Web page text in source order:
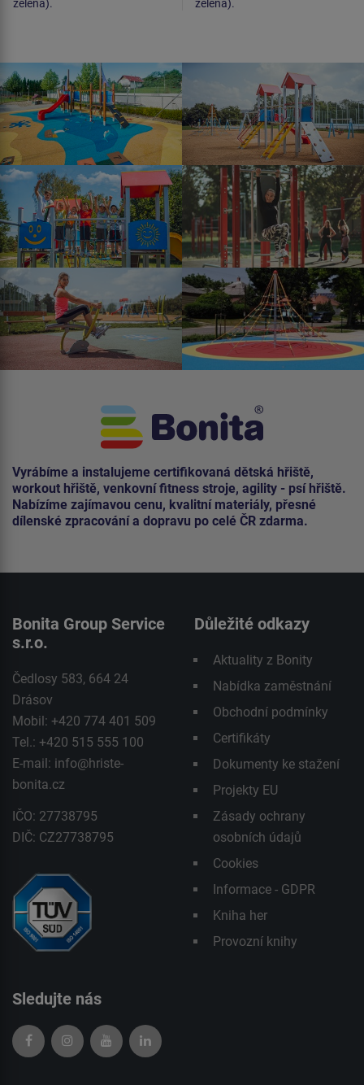
zelená).
zelená).
Vyrábíme a instalujeme certifikovaná dětská hřiště,
workout hřiště, venkovní fitness stroje, agility - psí hřiště.
Nabízíme zajímavou cenu, kvalitní materiály, přesné
dílenské zpracování a dopravu po celé ČR zdarma.
Bonita Group Service
s.r.o.
Čedlosy 583, 664 24
Drásov
Mobil: +420 774 401 509
Tel.: +420 515 555 100
E-mail: info@hriste-
bonita.cz
IČO: 27738795
DIČ: CZ27738795
Důležité odkazy
Aktuality z Bonity
Nabídka zaměstnání
Obchodní podmínky
Certifikáty
Dokumenty ke stažení
Projekty EU
Zásady ochrany
osobních údajů
Cookies
Informace - GDPR
Kniha her
Provozní knihy
Sledujte nás